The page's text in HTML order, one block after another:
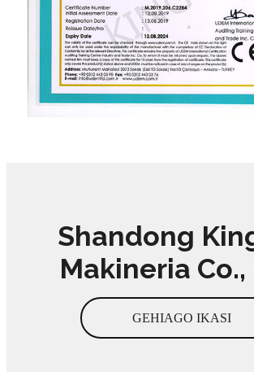
Shandong
Makineria Co.,
GEHIAGO IKASI